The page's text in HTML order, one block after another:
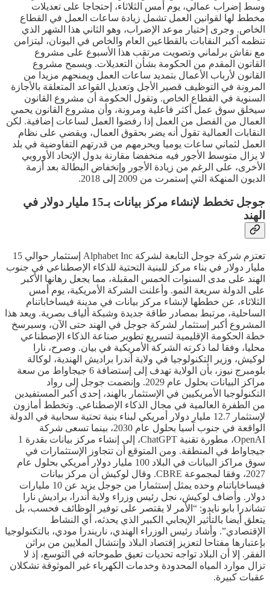
وسط إضراب عمالي، يوم أمس الثلاثاء، إحتجاجا على تعديلات
مخطط لها لقوانين العمل تشمل زيادة ساعات العمل في القطاع
الخاص. وجرى إختيار موعد الإضراب، وهو الثاني هذا الشهر الذي
تنظمه أكبر النقابات بالقطاعين العام والخاص في اليونان، ليتزامن
مع نقاش برلماني وتصويت مرتقب هذا الأسبوع على مشروع
القانون المقدم من الحكومة بشأن التعديلات. ويسمح مشروع
القانون لأرباب الأعمال بتمديد ساعات العمل ويمنحهم مزيدا من
المرونة في التوظيف قصير الأجل وتعديل القواعد المتعلقة بالأجازة
السنوية في القطاع الخاص. وتقول الحكومة أن مشروع القانون
سيخلق سوق عمل أكثر فاعلية ومرونة، وأن مشروع القانون يحمي
العمال من الفصل من العمل إذا رفضوا العمل لساعات إضافية. لكن
النقابات العمالية تقول أنه يضر بحقوق العمال، ويقضي على نظام
العمل لثماني ساعات يوميا ويحرمهم من قدرتهم التفاوضية في بلد
لا يزال متوسط الأجور فيه منخفضا مقارنة بدول الإتحاد الأوروبي
الأخرى، على الرغم من زيادة الأجور وإنخفاض البطالة بعد أزمة
الديون المنهكة التي إستمرت من 2009 إلى 2018.
جوجل تخطط لإنشاء مركز بيانات بـ15 مليار دولار في
الهند
تعتزم شركة جوجل التابعة لشركة Alphabet Inc إستثمار حوالي 15
مليار دولار في بناء مركز للبنية التحتية للذكاء الإصطناعي في جنوب
الهند على مدى السنوات الخمس المقبلة، مما يجعل رهانها الأكبر
على الدولة سريعة النمو. وأعلنت الشركة الأمريكية، يوم أمس
الثلاثاء، عن خططها لإنشاء مركز بيانات في مدينة فيساخاباتنام
الساحلية، مرتبط بمصادر طاقة جديدة وشبكة ألياف بصرية. ويعد هذا
المشروع أكبر إستثمار لشركة جوجل في الهند حتى الآن، وسيرسخ
خطة الحكومة الإقليمية لتسريع تطوير صناعة الذكاء الإصطناعي
محليا، وفقا لما ذكرته الشركة الأمريكية في بيان. وصرح، نارا
لوكيش، وزير التكنولوجيا في ولاية أندرا براديش الهندية، لوكالة
بلومبرج نيوز، بأن الولاية تهدف إلى إستضافة 6 جيجاواط من سعة
مراكز البيانات بحلول عام 2029. وإنضمت جوجل إلى رواد
التكنولوجيا الأمريكيين في الإستثمار بالهند، إحدى أكبر المستفيدين
من الطفرة العالمية في مجال الذكاء الإصطناعي. وتخطط أمازون
لإستثمار 12.7 مليار دولار أمريكي لبناء بنية تحتية سحابية في الدولة
الواقعة في جنوب آسيا بحلول عام 2030، بينما تسعى شركة
OpenAI، مطورة تقنية ChatGPT، إلى إنشاء مركز بيانات بقدرة 1
جيجاواط في المنطقة. ومن المتوقع أن تتجاوز الإستثمارات في
سوق مراكز البيانات في البلاد 100 مليار دولار أمريكي بحلول عام
2027، وفقا لمجموعة CBRE. وقال لوكيش أن مركز بيانات
فيساخاباتنام وحده يمثل إستثمارا من جوجل يزيد عن 10 مليارات
دولار. وأضاف لوكيش، نجل رئيس وزراء ولاية أندرا، براديش نارا
تشاندرا بابو نايدو: “الأمر لا يقتصر على توفير الوظائف فحسب، بل
يتعلق أيضا بالتأثير الإيجابي الكبير الذي يحدثه، أي النشاط
الإقتصادي”. وأشاد رئيس الوزراء الهندي، ناريندرا مودي، بالتكنولوجيا
بإعتبارها مفتاحا لتعزيز إقتصاد البلاد وإنتشال الملايين من براثن
الفقر. إلا أن البلاد تواجه تحديات تعيق طموحاته في التوسع، إذ لا
تزال موارد المياه المحدودة وخدمات الكهرباء غير الموثوقة تشكلان
عقبات كبيرة.